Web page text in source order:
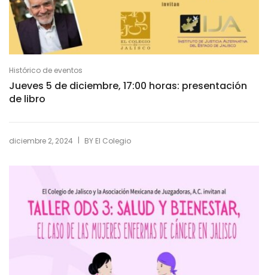
Histórico de eventos
Jueves 5 de diciembre, 17:00 horas: presentación
de libro
diciembre 2, 2024 | BY El Colegio